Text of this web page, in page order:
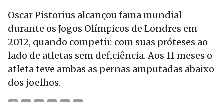
Oscar Pistorius alcançou fama mundial
durante os Jogos Olímpicos de Londres em
2012, quando competiu com suas próteses ao
lado de atletas sem deficiência. Aos 11 meses o
atleta teve ambas as pernas amputadas abaixo
dos joelhos.